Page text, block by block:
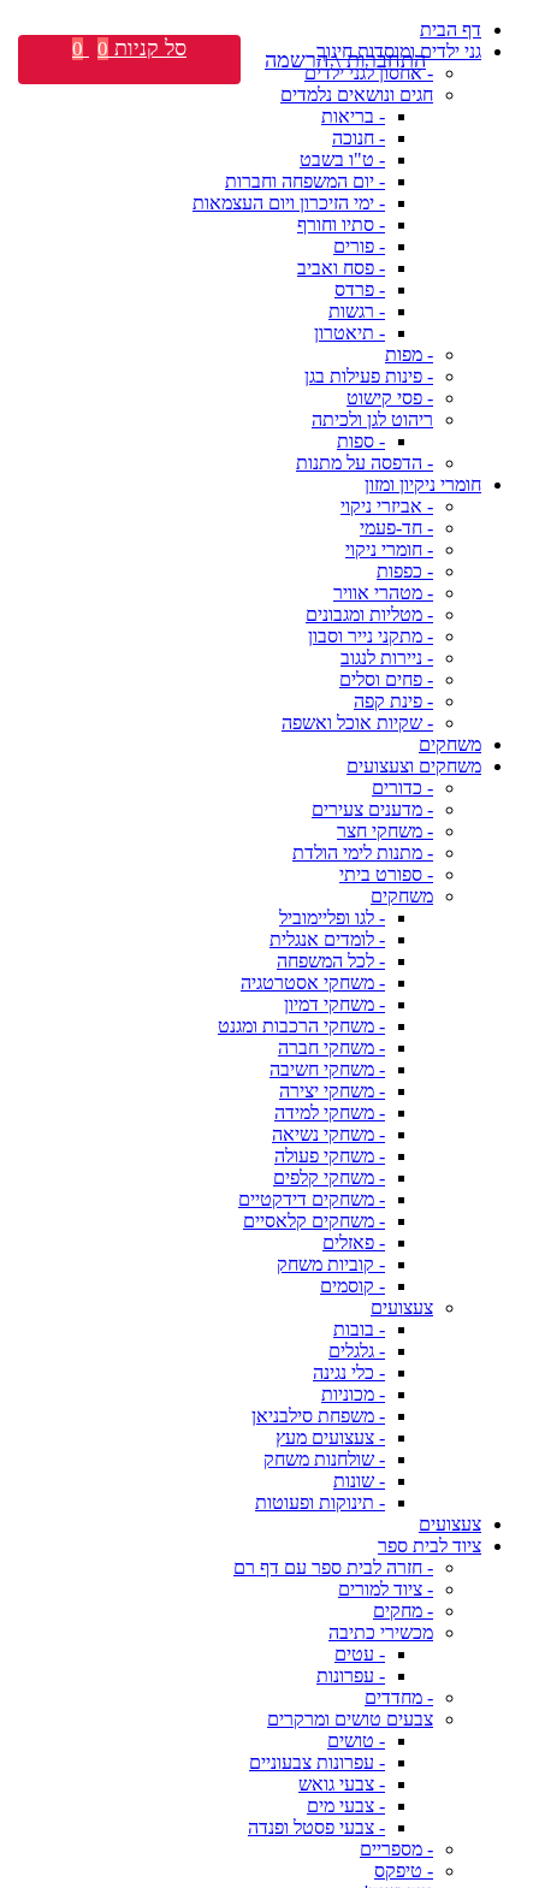
דף הבית
גני ילדים ומוסדות חינוך
- אחסון לגני ילדים
חגים ונושאים נלמדים
- בריאות
- חנוכה
- ט"ו בשבט
- יום המשפחה וחברות
- ימי הזיכרון ויום העצמאות
- סתיו וחורף
- פורים
- פסח ואביב
- פרדס
- רגשות
- תיאטרון
- מפות
- פינות פעילות בגן
- פסי קישוט
ריהוט לגן ולכיתה
- ספות
- הדפסה על מתנות
חומרי ניקיון ומזון
- אביזרי ניקוי
- חד-פעמי
- חומרי ניקוי
- כפפות
- מטהרי אוויר
- מטליות ומגבונים
- מתקני נייר וסבון
- ניירות לנגוב
- פחים וסלים
- פינת קפה
- שקיות אוכל ואשפה
משחקים
משחקים וצעצועים
- כדורים
- מדענים צעירים
- משחקי חצר
- מתנות לימי הולדת
- ספורט ביתי
משחקים
- לגו ופליימוביל
- לומדים אנגלית
- לכל המשפחה
- משחקי אסטרטגיה
- משחקי דמיון
- משחקי הרכבות ומגנט
- משחקי חברה
- משחקי חשיבה
- משחקי יצירה
- משחקי למידה
- משחקי נשיאה
- משחקי פעולה
- משחקי קלפים
- משחקים דידקטיים
- משחקים קלאסיים
- פאזלים
- קוביות משחק
- קוסמים
צעצועים
- בובות
- גלגלים
- כלי נגינה
- מכוניות
- משפחת סילבניאן
- צעצועים מעץ
- שולחנות משחק
- שונות
- תינוקות ופעוטות
צעצועים
ציוד לבית ספר
- חזרה לבית ספר עם דף רם
- ציוד למורים
- מחקים
מכשירי כתיבה
- עטים
- עפרונות
- מחדדים
צבעים טושים ומרקרים
- טושים
- עפרונות צבעוניים
- צבעי גואש
- צבעי מים
- צבעי פסטל ופנדה
- מספריים
- טיפקס
התחברות \ הרשמה סל קניות 0
0